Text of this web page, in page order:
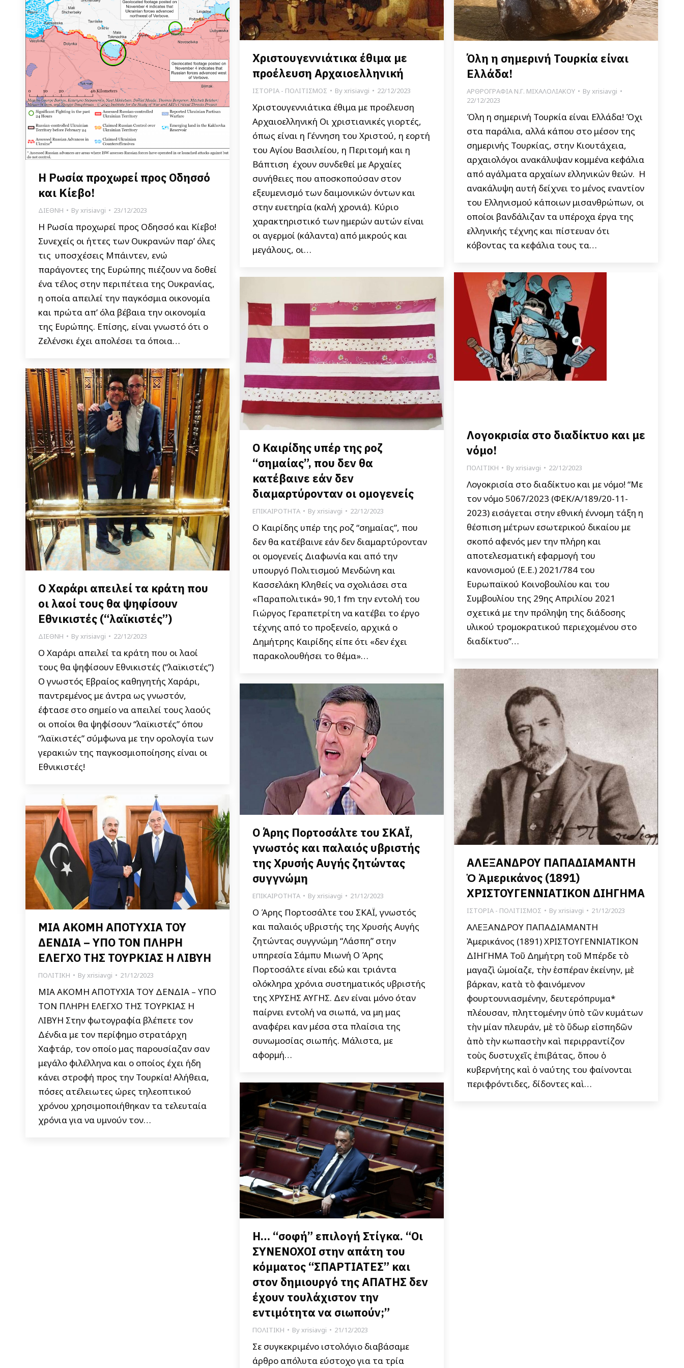
Η Ρωσία προχωρεί προς Οδησσό
και Κίεβο!
ΔΙΕΘΝΗ Byxrisiavgi 23/12/2023
Η Ρωσία προχωρεί προς Οδησσό και Κίεβο!
Συνεχείς οι ήττες των Ουκρανών παρ’ όλες
τις υποσχέσεις Μπάιντεν, ενώ
παράγοντες της Ευρώπης πιέζουν να δοθεί
ένα τέλος στην περιπέτεια της Ουκρανίας,
η οποία απειλεί την παγκόσμια οικονομία
και πρώτα απ’ όλα βέβαια την οικονομία
της Ευρώπης. Επίσης, είναι γνωστό ότι ο
Ζελένσκι έχει απολέσει τα όποια…
Χριστουγεννιάτικα έθιμα με
προέλευση Αρχαιοελληνική
ΙΣΤΟΡΙΑ - ΠΟΛΙΤΙΣΜΟΣ Byxrisiavgi 22/12/2023
Χριστουγεννιάτικα έθιμα με προέλευση
Αρχαιοελληνική Οι χριστιανικές γιορτές,
όπως είναι η Γέννηση του Χριστού, η εορτή
του Αγίου Βασιλείου, η Περιτομή και η
Βάπτιση έχουν συνδεθεί με Αρχαίες
συνήθειες που αποσκοπούσαν στον
εξευμενισμό των δαιμονικών όντων και
στην ευετηρία (καλή χρονιά). Κύριο
χαρακτηριστικό των ημερών αυτών είναι
οι αγερμοί (κάλαντα) από μικρούς και
μεγάλους, οι…
Όλη η σημερινή Τουρκία είναι
Ελλάδα!
ΑΡΘΡΟΓΡΑΦΙΑ Ν.Γ. ΜΙΧΑΛΟΛΙΑΚΟΥ Byxrisiavgi
22/12/2023
Όλη η σημερινή Τουρκία είναι Ελλάδα! Όχι
στα παράλια, αλλά κάπου στο μέσον της
σημερινής Τουρκίας, στην Κιουτάχεια,
αρχαιολόγοι ανακάλυψαν κομμένα κεφάλια
από αγάλματα αρχαίων ελληνικών θεών. Η
ανακάλυψη αυτή δείχνει το μένος εναντίον
του Ελληνισμού κάποιων μισανθρώπων, οι
οποίοι βανδάλιζαν τα υπέροχα έργα της
ελληνικής τέχνης και πίστευαν ότι
κόβοντας τα κεφάλια τους τα…
Λογοκρισία στο διαδίκτυο και με
νόμο!
ΠΟΛΙΤΙΚΗ Byxrisiavgi 22/12/2023
Λογοκρισία στο διαδίκτυο και με νόμο! “Με
τον νόμο 5067/2023 (ΦΕΚ/Α/189/20-11-
2023) εισάγεται στην εθνική έννομη τάξη η
θέσπιση μέτρων εσωτερικού δικαίου με
σκοπό αφενός μεν την πλήρη και
αποτελεσματική εφαρμογή του
κανονισμού (Ε.Ε.) 2021/784 του
Ευρωπαϊκού Κοινοβουλίου και του
Συμβουλίου της 29ης Απριλίου 2021
σχετικά με την πρόληψη της διάδοσης
υλικού τρομοκρατικού περιεχομένου στο
διαδίκτυο”…
Ο Καιρίδης υπέρ της ροζ
“σημαίας”, που δεν θα
κατέβαινε εάν δεν
διαμαρτύρονταν οι ομογενείς
ΕΠΙΚΑΙΡΟΤΗΤΑ Byxrisiavgi 22/12/2023
Ο Καιρίδης υπέρ της ροζ “σημαίας”, που
δεν θα κατέβαινε εάν δεν διαμαρτύρονταν
οι ομογενείς Διαφωνία και από την
υπουργό Πολιτισμού Μενδώνη και
Κασσελάκη Κληθείς να σχολιάσει στα
«Παραπολιτικά» 90,1 fm την εντολή του
Γιώργος Γεραπετρίτη να κατέβει το έργο
τέχνης από το προξενείο, αρχικά ο
Δημήτρης Καιρίδης είπε ότι «δεν έχει
παρακολουθήσει το θέμα»…
Ο Χαράρι απειλεί τα κράτη που
οι λαοί τους θα ψηφίσουν
Εθνικιστές (“λαϊκιστές”)
ΔΙΕΘΝΗ Byxrisiavgi 22/12/2023
Ο Χαράρι απειλεί τα κράτη που οι λαοί
τους θα ψηφίσουν Εθνικιστές (“λαϊκιστές”)
Ο γνωστός Εβραίος καθηγητής Χαράρι,
παντρεμένος με άντρα ως γνωστόν,
έφτασε στο σημείο να απειλεί τους λαούς
οι οποίοι θα ψηφίσουν “λαϊκιστές” όπου
“λαϊκιστές” σύμφωνα με την ορολογία των
γερακιών της παγκοσμιοποίησης είναι οι
Εθνικιστές!
ΑΛΕΞΑΝΔΡΟΥ ΠΑΠΑΔΙΑΜΑΝΤΗ
Ὁ Ἀμερικάνος (1891)
ΧΡΙΣΤΟΥΓΕΝΝΙΑΤΙΚΟΝ ΔΙΗΓΗΜΑ
ΙΣΤΟΡΙΑ - ΠΟΛΙΤΙΣΜΟΣ Byxrisiavgi 21/12/2023
ΑΛΕΞΑΝΔΡΟΥ ΠΑΠΑΔΙΑΜΑΝΤΗ Ὁ
Ἀμερικάνος (1891) ΧΡΙΣΤΟΥΓΕΝΝΙΑΤΙΚΟΝ
ΔΙΗΓΗΜΑ Τοῦ Δημήτρη τοῦ Μπέρδε τὸ
μαγαζὶ ὡμοίαζε, τὴν ἑσπέραν ἐκείνην, μὲ
βάρκαν, κατὰ τὸ φαινόμενον
φουρτουνιασμένην, δευτερόπρυμα*
πλέουσαν, πληττομένην ὑπὸ τῶν κυμάτων
τὴν μίαν πλευράν, μὲ τὸ ὕδωρ εἰσπηδῶν
ἀπὸ τὴν κωπαστὴν καὶ περιρραντίζον
τοὺς δυστυχεῖς ἐπιβάτας, ὅπου ὁ
κυβερνήτης καὶ ὁ ναύτης του φαίνονται
περιφρόντιδες, δίδοντες καὶ…
Ο Άρης Πορτοσάλτε του ΣΚΑΪ,
γνωστός και παλαιός υβριστής
της Χρυσής Αυγής ζητώντας
συγγνώμη
ΕΠΙΚΑΙΡΟΤΗΤΑ Byxrisiavgi 21/12/2023
Ο Άρης Πορτοσάλτε του ΣΚΑΪ, γνωστός
και παλαιός υβριστής της Χρυσής Αυγής
ζητώντας συγγνώμη “Λάσπη” στην
υπηρεσία Σάμπυ Μιωνή Ο Άρης
Πορτοσάλτε είναι εδώ και τριάντα
ολόκληρα χρόνια συστηματικός υβριστής
της ΧΡΥΣΗΣ ΑΥΓΗΣ. Δεν είναι μόνο όταν
παίρνει εντολή να σιωπά, να μη μας
αναφέρει καν μέσα στα πλαίσια της
συνωμοσίας σιωπής. Μάλιστα, με
αφορμή…
ΜΙΑ ΑΚΟΜΗ ΑΠΟΤΥΧΙΑ ΤΟΥ
ΔΕΝΔΙΑ – ΥΠΟ ΤΟΝ ΠΛΗΡΗ
ΕΛΕΓΧΟ ΤΗΣ ΤΟΥΡΚΙΑΣ Η ΛΙΒΥΗ
ΠΟΛΙΤΙΚΗ Byxrisiavgi 21/12/2023
ΜΙΑ ΑΚΟΜΗ ΑΠΟΤΥΧΙΑ ΤΟΥ ΔΕΝΔΙΑ – ΥΠΟ
ΤΟΝ ΠΛΗΡΗ ΕΛΕΓΧΟ ΤΗΣ ΤΟΥΡΚΙΑΣ Η
ΛΙΒΥΗ Στην φωτογραφία βλέπετε τον
Δένδια με τον περίφημο στρατάρχη
Χαφτάρ, τον οποίο μας παρουσίαζαν σαν
μεγάλο φιλέλληνα και ο οποίος έχει ήδη
κάνει στροφή προς την Τουρκία! Αλήθεια,
πόσες ατέλειωτες ώρες τηλεοπτικού
χρόνου χρησιμοποιήθηκαν τα τελευταία
χρόνια για να υμνούν τον…
Η… “σοφή” επιλογή Στίγκα. “Οι
ΣΥΝΕΝΟΧΟΙ στην απάτη του
κόμματος “ΣΠΑΡΤΙΑΤΕΣ” και
στον δημιουργό της ΑΠΑΤΗΣ δεν
έχουν τουλάχιστον την
εντιμότητα να σιωπούν;”
ΠΟΛΙΤΙΚΗ Byxrisiavgi 21/12/2023
Σε συγκεκριμένο ιστολόγιο διαβάσαμε
άρθρο απόλυτα εύστοχο για τα τρία